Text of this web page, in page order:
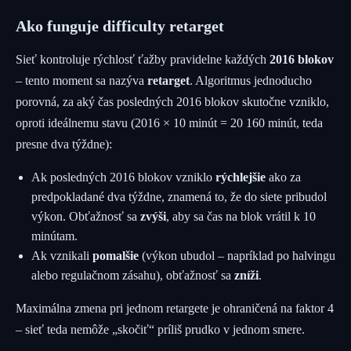
Ako funguje difficulty retarget
Sieť kontroluje rýchlosť ťažby pravidelne každých 2016 blokov
– tento moment sa nazýva retarget. Algoritmus jednoducho
porovná, za aký čas posledných 2016 blokov skutočne vzniklo,
oproti ideálnemu stavu (2016 × 10 minút = 20 160 minút, teda
presne dva týždne):
Ak posledných 2016 blokov vzniklo rýchlejšie ako za
predpokladané dva týždne, znamená to, že do siete pribudol
výkon. Obťažnosť sa zvýši, aby sa čas na blok vrátil k 10
minútam.
Ak vznikali pomalšie (výkon ubudol – napríklad po halvingu
alebo regulačnom zásahu), obťažnosť sa zníži.
Maximálna zmena pri jednom retargete je ohraničená na faktor 4
– sieť teda nemôže „skočiť“ príliš prudko v jednom smere.